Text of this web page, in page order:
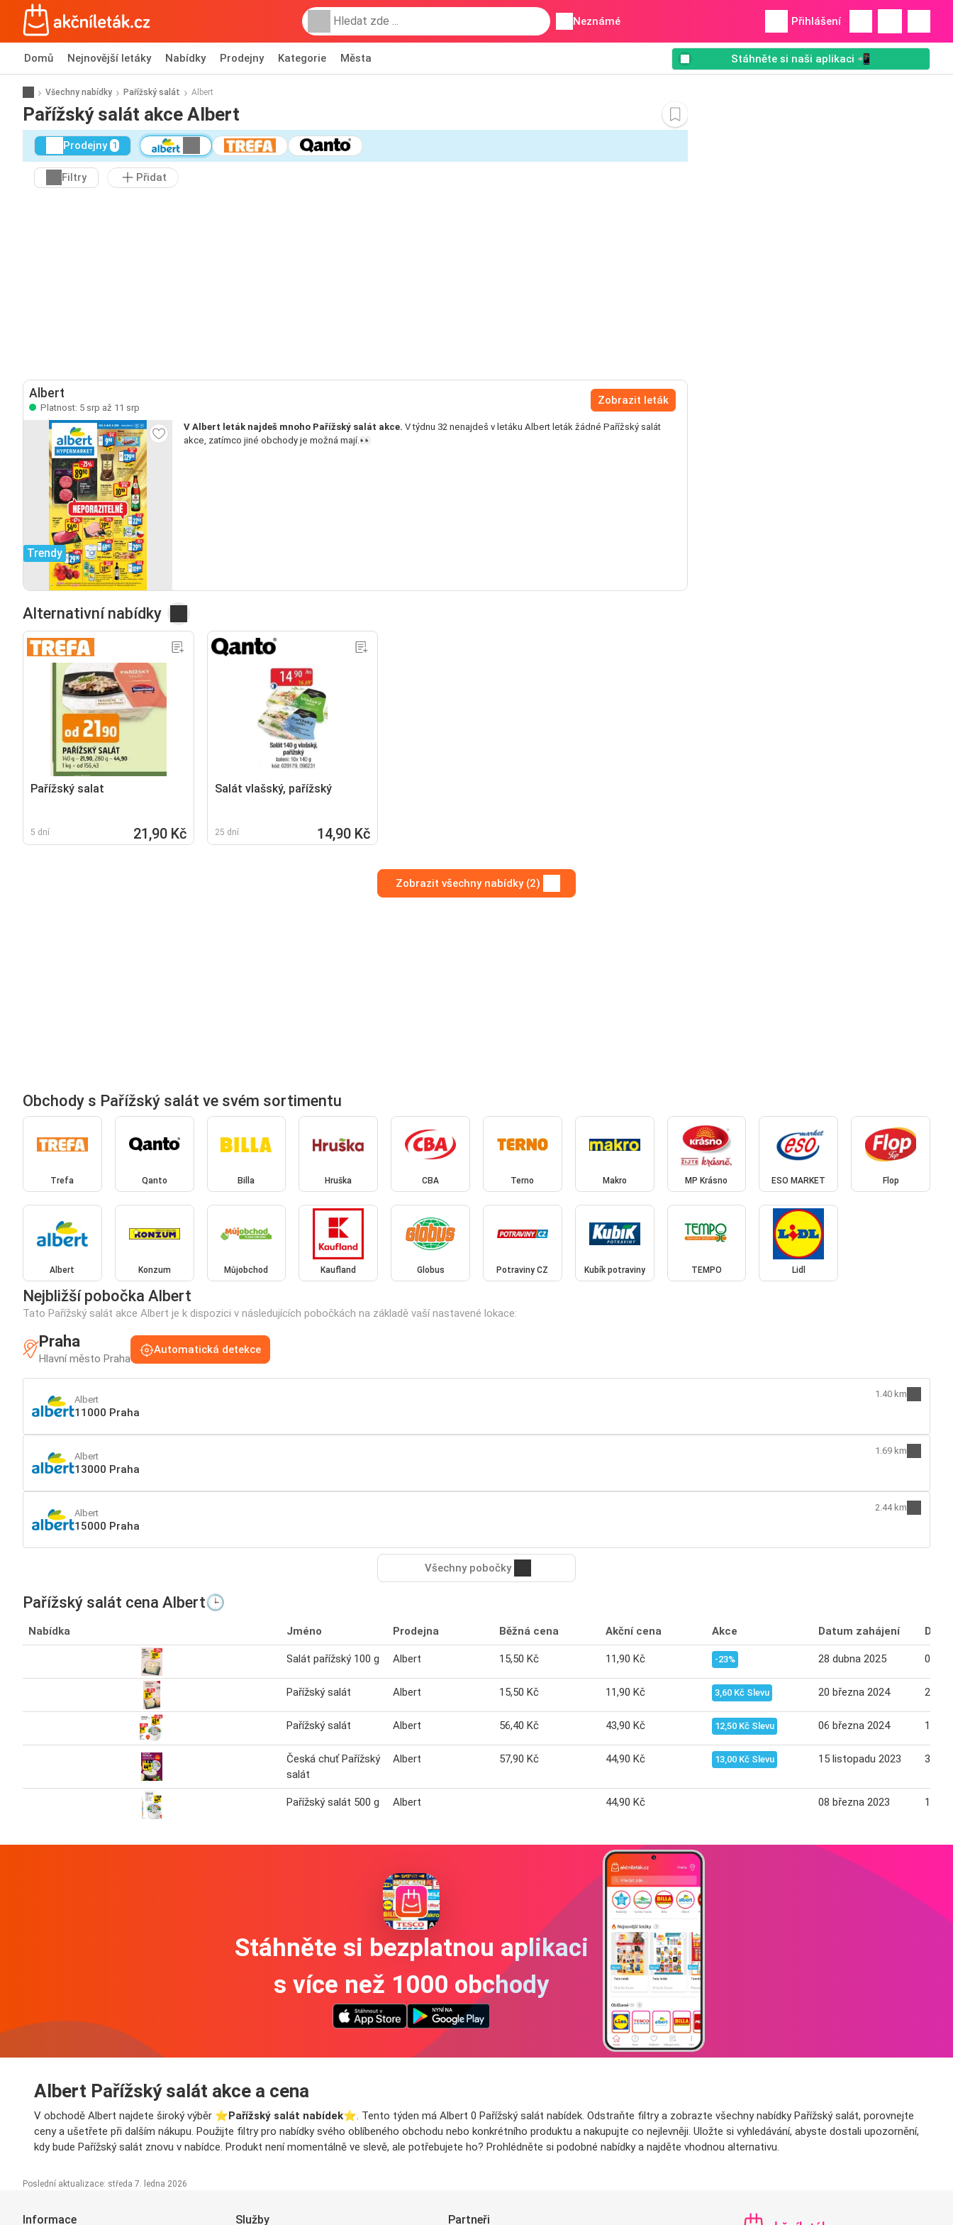
Neznámé Přihlášení
Domů Nejnovější letáky Nabídky Prodejny Kategorie Města Stáhněte si naši aplikaci 📲
Všechny nabídky Pařížský salát Albert
Pařížský salát akce Albert
Prodejny 1
Filtry Přidat
Albert
Platnost: 5 srp až 11 srp
Zobrazit leták
Trendy
V Albert leták najdeš mnoho Pařížský salát akce. V týdnu 32 nenajdeš v letáku Albert leták žádné Pařížský salát
akce, zatímco jiné obchody je možná mají.👀
Alternativní nabídky
Pařížský salat
5 dní 21,90 Kč
Salát vlašský, pařížský
25 dní 14,90 Kč
Zobrazit všechny nabídky (2)
Obchody s Pařížský salát ve svém sortimentu
Trefa Qanto Billa Hruška CBA Terno Makro MP Krásno ESO MARKET Flop
Albert Konzum Můjobchod Kaufland Globus Potraviny CZ Kubík potraviny TEMPO Lidl
Nejbližší pobočka Albert
Tato Pařížský salát akce Albert je k dispozici v následujících pobočkách na základě vaší nastavené lokace:
Praha
Hlavní město Praha
Automatická detekce
Albert
11000 Praha
1.40 km
Albert
13000 Praha
1.69 km
Albert
15000 Praha
2.44 km
Všechny pobočky
Pařížský salát cena Albert🕒
Nabídka Jméno Prodejna Běžná cena Akční cena Akce Datum zahájení
Salát pařížský 100 g Albert 15,50 Kč 11,90 Kč -23% 28 dubna 2025 04
Pařížský salát Albert 15,50 Kč 11,90 Kč 3,60 Kč Slevu 20 března 2024 26
Pařížský salát Albert 56,40 Kč 43,90 Kč 12,50 Kč Slevu 06 března 2024 12
Česká chuť Pařížský
salát
Albert 57,90 Kč 44,90 Kč 13,00 Kč Slevu 15 listopadu 2023 31
Pařížský salát 500 g Albert 44,90 Kč 08 března 2023 14
Stáhněte si bezplatnou aplikaci
s více než 1000 obchody
Albert Pařížský salát akce a cena
V obchodě Albert najdete široký výběr ⭐️Pařížský salát nabídek⭐️. Tento týden má Albert 0 Pařížský salát nabídek. Odstraňte filtry a zobrazte všechny nabídky Pařížský salát, porovnejte
ceny a ušetřete při dalším nákupu. Použijte filtry pro nabídky svého oblíbeného obchodu nebo konkrétního produktu a nakupujte co nejlevněji. Uložte si vyhledávání, abyste dostali upozornění,
kdy bude Pařížský salát znovu v nabídce. Produkt není momentálně ve slevě, ale potřebujete ho? Prohlédněte si podobné nabídky a najděte vhodnou alternativu.
Poslední aktualizace: středa 7. ledna 2026
Informace Služby Partneři